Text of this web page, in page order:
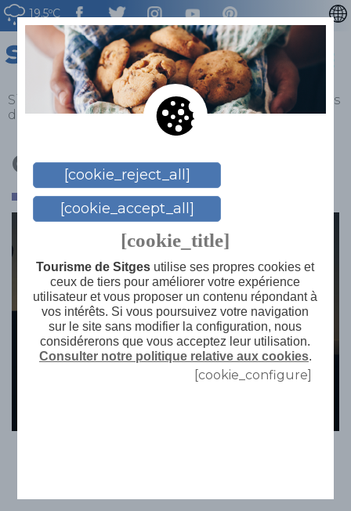
19.5ºC
CATALÀ
ENGLISH
ESPAÑOL
Sitges > Explorez > Trouvez l'inspiration > Couchers
de soleil
Couchers de soleil
[cookie_reject_all]
[cookie_accept_all]
[cookie_title]
Tourisme de Sitges utilise ses propres cookies et
ceux de tiers pour améliorer votre expérience
utilisateur et vous proposer un contenu répondant à
vos intérêts. Si vous poursuivez votre navigation
sur le site sans modifier la configuration, nous
considérerons que vous acceptez leur utilisation.
Consulter notre politique relative aux cookies.
[cookie_configure]